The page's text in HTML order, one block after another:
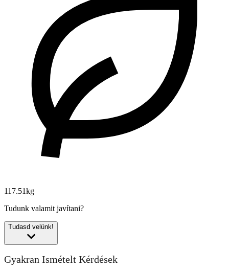
117.51kg
Tudunk valamit javítani?
Tudasd velünk!
Gyakran Ismételt Kérdések